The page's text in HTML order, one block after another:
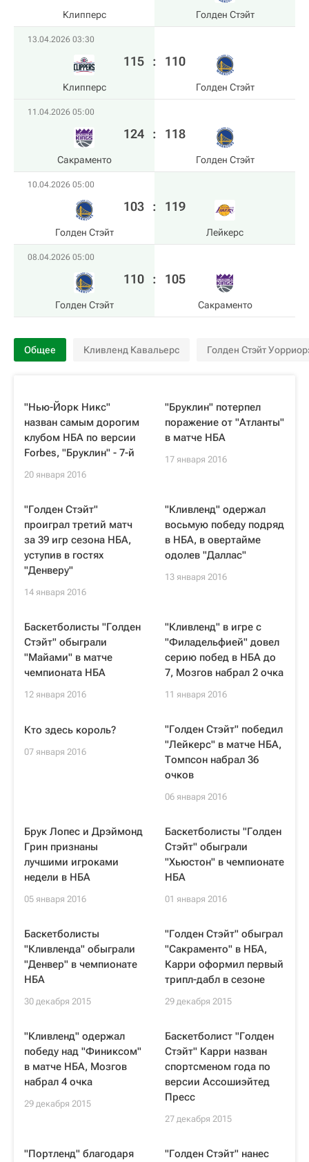
Клипперс Голден Стэйт
13.04.2026 03:30
Клипперс
115 : 110
Голден Стэйт
11.04.2026 05:00
Сакраменто
124 : 118
Голден Стэйт
10.04.2026 05:00
Голден Стэйт
103 : 119
Лейкерс
08.04.2026 05:00
Голден Стэйт
110 : 105
Сакраменто
Общее Кливленд Кавальерс Голден Стэйт
"Нью-Йорк Никс"
назван самым дорогим
клубом НБА по версии
Forbes, "Бруклин" - 7-й
20 января 2016
"Бруклин" потерпел
поражение от "Атланты"
в матче НБА
17 января 2016
"Голден Стэйт"
проиграл третий матч
за 39 игр сезона НБА,
уступив в гостях
"Денверу"
14 января 2016
"Кливленд" одержал
восьмую победу подряд
в НБА, в овертайме
одолев "Даллас"
13 января 2016
Баскетболисты "Голден
Стэйт" обыграли
"Майами" в матче
чемпионата НБА
12 января 2016
"Кливленд" в игре с
"Филадельфией" довел
серию побед в НБА до
7, Мозгов набрал 2 очка
11 января 2016
Кто здесь король?
07 января 2016
"Голден Стэйт" победил
"Лейкерс" в матче НБА,
Томпсон набрал 36
очков
06 января 2016
Брук Лопес и Дрэймонд
Грин признаны
лучшими игроками
недели в НБА
05 января 2016
Баскетболисты "Голден
Стэйт" обыграли
"Хьюстон" в чемпионате
НБА
01 января 2016
Баскетболисты
"Кливленда" обыграли
"Денвер" в чемпионате
НБА
30 декабря 2015
"Голден Стэйт" обыграл
"Сакраменто" в НБА,
Карри оформил первый
трипл-дабл в сезоне
29 декабря 2015
"Кливленд" одержал
победу над "Финиксом"
в матче НБА, Мозгов
набрал 4 очка
29 декабря 2015
Баскетболист "Голден
Стэйт" Карри назван
спортсменом года по
версии Ассошиэйтед
Пресс
27 декабря 2015
"Портленд" благодаря
"Голден Стэйт" нанес